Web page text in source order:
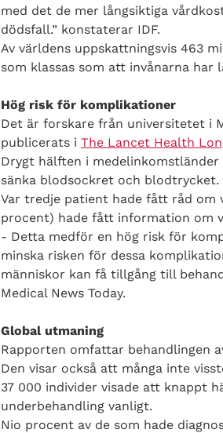
med det de mer långsiktiga
dödsfall.” konstaterar IDF.
Av världens uppskattningsvis 463
som klassas som att invånarna har
Hög risk för komplikationer
Det är forskare från universitetet i
publicerats i The Lancet Health
Drygt hälften i
sänka blodsockret och
Var tredje patient hade fått råd om
procent) hade fått information om
- Detta medför en hög risk för
minska risken för dessa
människor kan få tillgång till
Medical News Today.
Global utmaning
Rapporten omfattar behandlingen
Den visar också att många inte
37 000 individer visade att knappt
underbehandling vanligt.
Nio procent av de som hade